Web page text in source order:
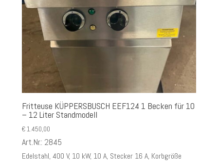
Fritteuse KÜPPERSBUSCH EEF124 1 Becken für 10
– 12 Liter Standmodell
€1.450,00
Art.Nr.: 2845
Edelstahl, 400 V, 10 kW, 10 A, Stecker 16 A, Korbgröße